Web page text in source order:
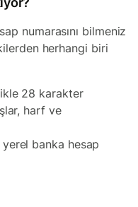
numarasını bilmeniz
herhangi biri
28 karakter
harf ve
banka hesap